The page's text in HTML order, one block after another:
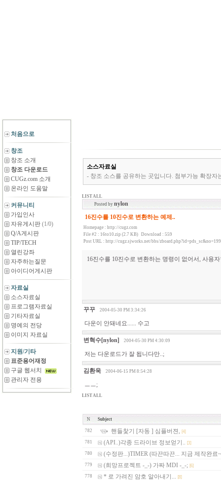
처음으로
창조
창조 소개
창조 다운로드
CUGz.com 소개
온라인 도움말
커뮤니티
가입인사
자유게시판 (1/0)
Q/A게시판
TIP/TECH
열린강좌
자주하는질문
아이디어게시판
자료실
소스자료실
프로그램자료실
기타자료실
명예의 전당
이미지 자료실
지원/기타
표준용어재정
구글 웹서치
관리자 전용
소스자료실
- 창조 소스를 공유하는 곳입니다. 첨부가능 확장자
LIST ALL
Posted by nylon
16진수를 10진수로 변환하는 예제..
Homepage : http://cugz.com
File #2 : 16to10.zip (2.7 KB)
Download : 559
Post URL : http://cugz.sjworks.net/bbs/zboard.php?id=pds_sc&no=199
16진수를 10진수로 변환하는 명령이 없어서, 사용
꾸꾸 2004-05-30 PM 3:34:26
다운이 안돼네요...... 수고
변혁수[nylon] 2004-05-30 PM 4:30:09
저는 다운로드가 잘 됩니다만..;
김환욱 2004-06-15 PM 8:54:28
ㅡㅡ;
LIST ALL
N Subject
782 핸들찿기 [자동 ] 심플버젼, [4]
781 (API..)각종 드라이브 정보얻기.. [3]
780 (수정판...)TIMER (따끈따끈... 지금 제작완료
779 (희망프로젝트 -_-) 가짜 MDI -_-; [6]
778 * 로 가려진 암호 알아내기... [8]